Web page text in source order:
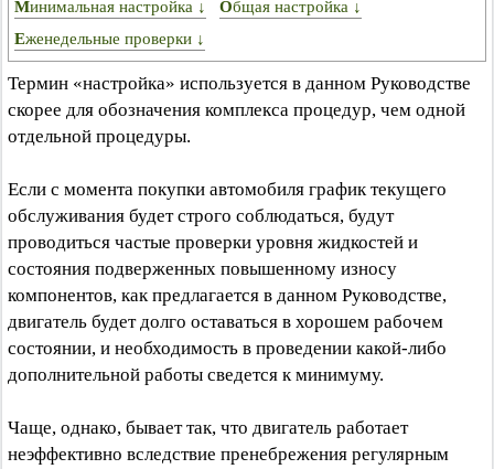
Минимальная настройка ↓
Общая настройка ↓
Еженедельные проверки ↓
Термин «настройка» используется в данном Руководстве
скорее для обозначения комплекса процедур, чем одной
отдельной процедуры.
Если с момента покупки автомобиля график текущего
обслуживания будет строго соблюдаться, будут
проводиться частые проверки уровня жидкостей и
состояния подверженных повышенному износу
компонентов, как предлагается в данном Руководстве,
двигатель будет долго оставаться в хорошем рабочем
состоянии, и необходимость в проведении какой-либо
дополнительной работы сведется к минимуму.
Чаще, однако, бывает так, что двигатель работает
неэффективно вследствие пренебрежения регулярным